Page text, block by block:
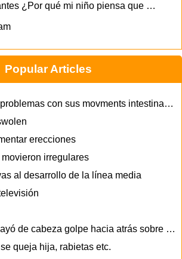
6 razones hilarantes ¿Por qué mi niño piensa que se merece unas vacaciones de verano
Popular Articles
Mi bebé es tener problemas con sus movments intestinales
erecciones
irregulares
al desarrollo de la línea media
2 años de edad cayó de cabeza golpe hacia atrás sobre tile
queja hija, rabietas etc.